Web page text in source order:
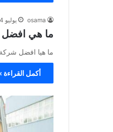
osama يوليو 24, 2023
ما هي
ما هيا افضل
أكمل القراءة